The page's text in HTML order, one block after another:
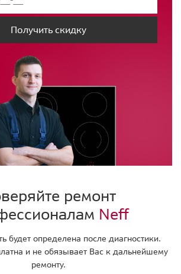
Получить скидку
ремонт
Neff
будет определена после диагностики.
и не обязывает Вас к дальнейшему
ремонту.